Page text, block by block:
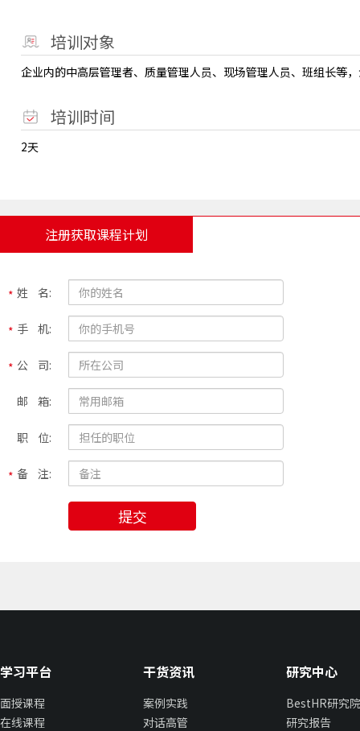
培训对象
企业内的中高层管理者、质量管理人员、现场管理人员、班组长等
培训时间
2天
注册获取课程计划
姓 名:
手 机:
公 司:
邮 箱:
职 位:
备 注:
提交
学习平台
面授课程
在线课程
干货资讯
案例实践
对话高管
研究中心
BestHR研究院
研究报告